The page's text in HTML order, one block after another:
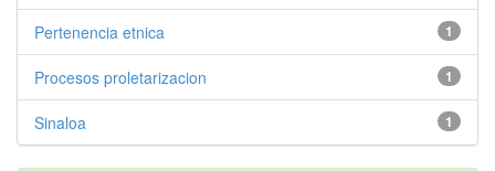
1
Pertenencia etnica
1
Procesos proletarizacion
1
Sinaloa